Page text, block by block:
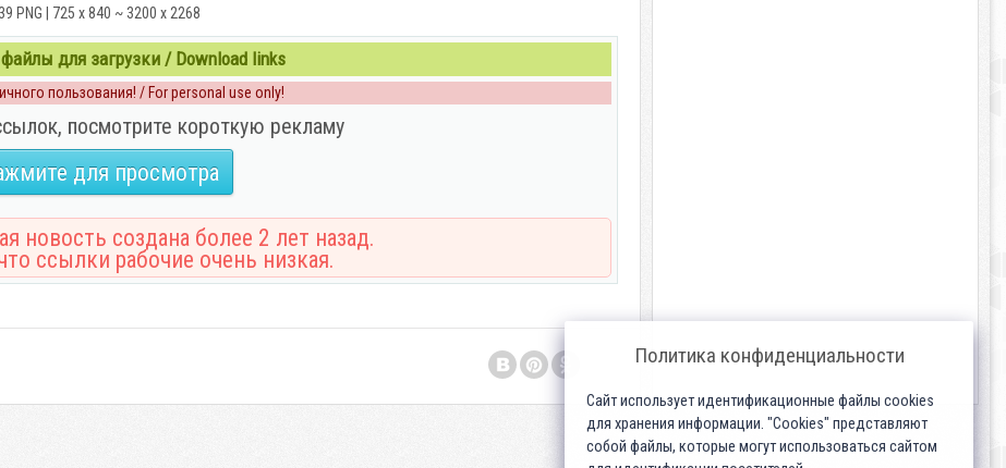
39 PNG | 725 x 840 ~ 3200 x 2268
для загрузки / Download links
пользования! / For personal use only!
посмотрите короткую рекламу
для просмотра
новость создана более 2 лет назад.
ссылки рабочие очень низкая.
Политика конфиденциальности
Сайт использует идентификационные файлы cookies
для хранения информации. "Cookies" представляют
собой файлы, которые могут использоваться сайтом